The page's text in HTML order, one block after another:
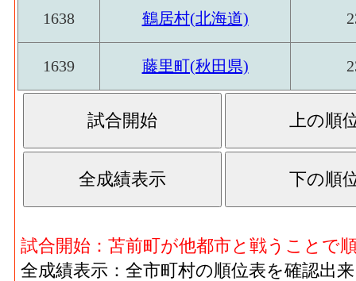
1638 鶴居村(北海道)
1639 藤里町(秋田県)
試合開始：苫前町が他都市と戦うことで
全成績表示：全市町村の順位表を確認出